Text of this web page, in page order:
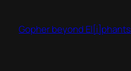
content
Gopher beyond El[i]phants